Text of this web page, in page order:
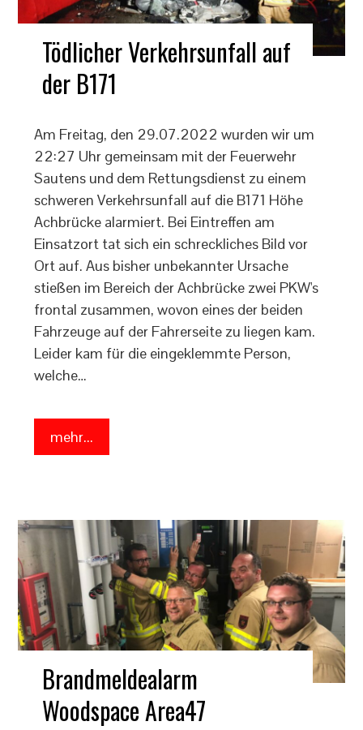
Tödlicher Verkehrsunfall auf
der B171
Am Freitag, den 29.07.2022 wurden wir um
22:27 Uhr gemeinsam mit der Feuerwehr
Sautens und dem Rettungsdienst zu einem
schweren Verkehrsunfall auf die B171 Höhe
Achbrücke alarmiert. Bei Eintreffen am
Einsatzort tat sich ein schreckliches Bild vor
Ort auf. Aus bisher unbekannter Ursache
stießen im Bereich der Achbrücke zwei PKW's
frontal zusammen, wovon eines der beiden
Fahrzeuge auf der Fahrerseite zu liegen kam.
Leider kam für die eingeklemmte Person,
welche…
mehr...
Brandmeldealarm
Woodspace Area47